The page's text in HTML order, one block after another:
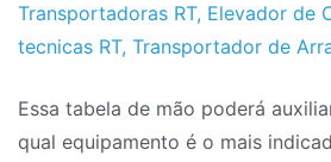
Transportadoras RT, Elevador de
tecnicas RT, Transportador de
Essa tabela de mão poderá
qual equipamento é o mais